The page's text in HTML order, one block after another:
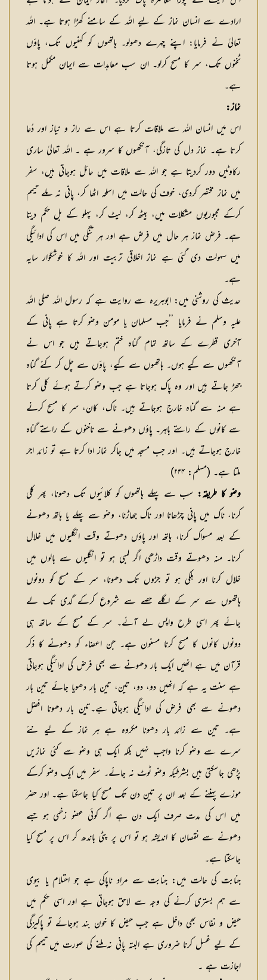
ارادے سے انسان نماز کے لیے اللہ کے سامنے کھڑا ہوتا ہے۔ اللہ
تعالیٰ نے فرمایا: اپنے چہرے دھولو۔ ہاتھوں کو کہنیوں تک، پاؤں
ٹخنوں تک، سر کا مسح کرلو۔ ان سب معاہدات سے ایمان مکمل ہوتا
ہے۔
نماز:
اس میں انسان اللہ سے ملاقات کرتا ہے اس سے راز و نیاز اور دُعا
کرتا ہے۔ نماز دل کی تازگی، آنکھوں کا سرور ہے ۔ اللہ تعالیٰ ساری
رکاوٹیں دور کردیتا ہے جو اللہ سے ملاقات میں حائل ہوجاتی ہیں، سفر
میں نماز مختصر کردی، خوف کی حالت میں اسلحہ اٹھا کر، پانی نہ ملے تیمم
کرکے مجبوریوں مشکلات میں، بیٹھ کر، لیٹ کر، پہلو کے بل حکم دیتا
ہے۔ فرض نماز ہر حال میں فرض ہے اور ہر تنگی میں اس کی ادائیگی
میں سہولت دی گئی ہے نماز اخلاقی تربیت اور اللہ کا خوشگوار سایہ
ہے۔
حدیث کی روشنی میں: ابوہریرہ سے روایت ہے کہ رسول اللہ صلی اللہ
علیہ وسلم نے فرمایا ’’جب مسلمان یا مومن وضو کرتا ہے پانی کے
آخری قطرے کے ساتھ تمام گناہ ختم ہوجاتے ہیں جو اس نے
آنکھوں سے کیے ہوں۔ ہاتھوں سے كیے، پاؤں سے چل کر کئے گناہ
جھڑ جاتے ہیں اور وہ پاک ہوجاتا ہے جب وضو کرتے ہوئے کلی کرتا
ہے منہ سے گناہ خارج ہوجاتے ہیں۔ ناک، کان، سر کا مسح کرنے
سے کانوں کے راستے باہر۔ پاؤں دھونے سے ناخنوں کے راستے گناہ
خارج ہوجاتے ہیں۔ اور جب مسجد میں جاکر نماز ادا کرتا ہے تو زائد اجر
ملتا ہے۔ (مسلم: ۲۴۴)
وضو کا طریقہ: سب سے پہلے ہاتھوں کو كلائیوں تک دھونا، پھر کلی
کرنا، ناک میں پانی چڑھانا اور ناک جھاڑنا، وضو سے پہلے یا ہاتھ دھونے
کے بعد مسواک کرنا، ہاتھ اور پاؤں دھوتے وقت انگلیوں میں خلال
کرنا۔ منہ دھوتے وقت داڑھی اگر لمبی ہو تو انگلیوں سے بالوں میں
خلال کرنا اور ہلکی ہو تو جڑوں تک دھونا، سر کے مسح کو دونوں
ہاتھوں سے سر کے اگلے حصے سے شروع کرکے گدی تک لے
جائے پھر اسی طرح واپس لے آئے۔ سر کے مسح کے ساتھ ہی
دونوں کانوں کا مسح کرنا مسنون ہے۔ جن اعضاء کو دھونے کا ذکر
قرآن میں ہے انھیں ایک بار دھونے سے بھی فرض کی ادائیگی ہوجاتی
ہے سنت یہ ہے کہ انھیں دو، دو، تین، تین بار دھویا جائے تین بار
دھونے سے بھی فرض کی ادائیگی ہوجاتی ہے۔تین بار دھونا افضل
ہے۔ تین سے زائد بار دھونا مکروہ ہے ہر نماز کے لیے نئے
سرے سے وضو کرنا واجب نہیں بلکہ ایک ہی وضو سے کئی نمازیں
پڑھی جاسکتی ہیں بشرطیکہ وضو ٹوٹ نہ جائے۔ سفر میں ایک وضو کرکے
موزے پہننے کے بعد ان پر تین دن تک مسح کیا جاسکتا ہے۔ اور حضر
میں اس کی مدت صرف ایک دن ہے اگر کوئی عضو زخمی ہو جسے
دھونے سے نقصان کا اندیشہ ہو تو اس پر پٹی باندھ کر اس پر مسح کیا
جاسکتا ہے۔
جنابت کی حالت میں: جنابت سے مراد ناپاکی ہے جو احتلام یا بیوی
سے ہم بستری کرنے کی وجہ سے لاحق ہوجاتی ہے اور اسی حکم میں
حیض و نفاس بھی داخل ہے جب حیض کا خون بند ہوجائے تو پاکیزگی
کے لیے غسل کرنا ضروری ہے البتہ پانی نہ ملنے کی صورت میں تیمم کی
اجازت ہے ۔